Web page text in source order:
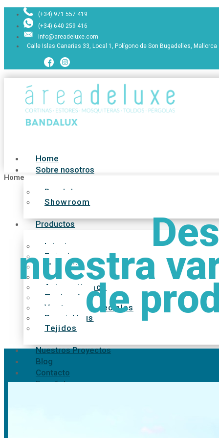
(+34) 971 557 419
(+34) 640 259 416
info@areadeluxe.com
Calle Islas Canarias 33, Local 1, Polígono de Son Bugadelles, Mallorca
Home
Sobre nosotros
Bandalux
Showroom
Productos
Interior
Exterior
Mosquiteras
Accesorios
Automatismos
Tapicería
Ventanas especiales
PassivHaus
Tejidos
Nuestros Proyectos
Blog
Contacto
Español
Home
nuestra
de